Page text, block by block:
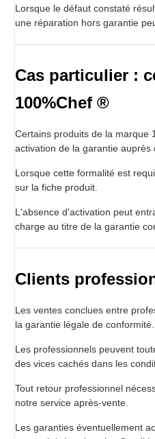
Lorsque le défaut constaté
une réparation hors garantie
Cas particulier :
100%Chef ®
Certains produits de la marque
activation de la garantie auprès
Lorsque cette formalité est
sur la fiche produit.
L'absence d'activation peut
charge au titre de la garantie
Clients
Les ventes conclues entre
la garantie légale de conformité.
Les professionnels peuvent
des vices cachés dans les
Tout retour professionnel
notre service après-vente.
Les garanties éventuellement